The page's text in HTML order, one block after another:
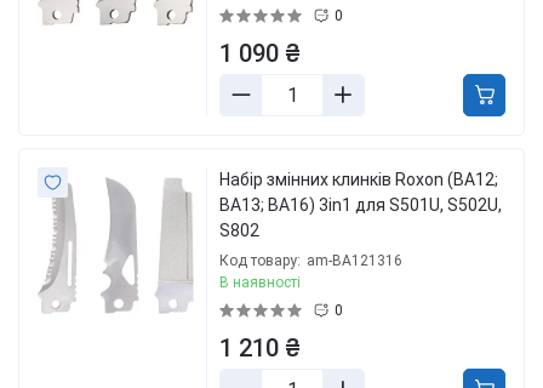
0
1 090 ₴
Набір змінних клинків Roxon (BA12;
BA13; BA16) 3in1 для S501U, S502U,
S802
Код товару: am-BA121316
В наявності
0
1 210 ₴